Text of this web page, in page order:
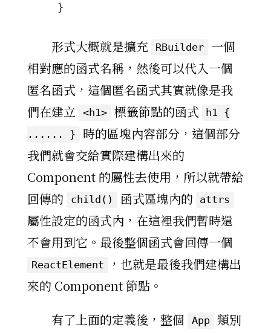
    }
形式大概就是擴充 RBuilder
一個
相對應的函式名稱，然後可以代入一個
匿名函式，這個匿名函式其實就像是我
們在建立
<h1> 標籤節點的函式
h1 {
...... }
時的區塊內容部分，這個部分
我們就會交給實際建構出來的
Component 的屬性去使用，所以就帶給
回傳的
child() 函式區塊內的 attrs
屬性設定的函式內，在這裡我們暫時還
不會用到它。最後整個函式會回傳一個
ReactElement
，也就是最後我們建構出
來的 Component 節點。
有了上面的定義後，整個
App
類別